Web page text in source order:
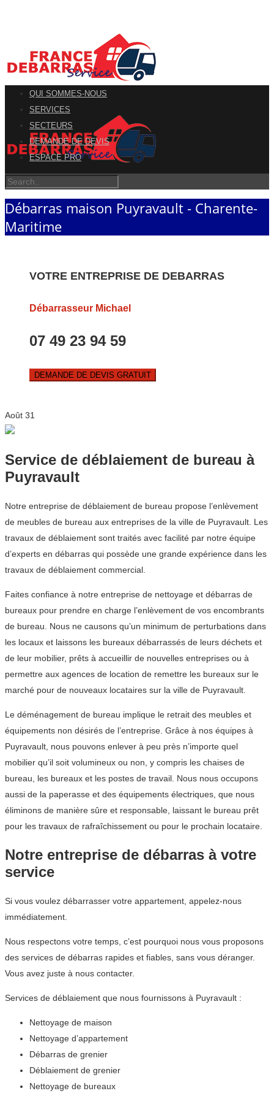
QUI SOMMES-NOUS
SERVICES
SECTEURS
DEMANDE DE DEVIS
ESPACE PRO
Débarras maison Puyravault - Charente-
Maritime
VOTRE ENTREPRISE DE DEBARRAS
Débarrasseur Michael
07 49 23 94 59
DEMANDE DE DEVIS GRATUIT
Août 31
Service de déblaiement de bureau à
Puyravault
Notre entreprise de déblaiement de bureau propose l’enlèvement
de meubles de bureau aux entreprises de la ville de Puyravault. Les
travaux de déblaiement sont traités avec facilité par notre équipe
d’experts en débarras qui possède une grande expérience dans les
travaux de déblaiement commercial.
Faites confiance à notre entreprise de nettoyage et débarras de
bureaux pour prendre en charge l’enlèvement de vos encombrants
de bureau. Nous ne causons qu’un minimum de perturbations dans
les locaux et laissons les bureaux débarrassés de leurs déchets et
de leur mobilier, prêts à accueillir de nouvelles entreprises ou à
permettre aux agences de location de remettre les bureaux sur le
marché pour de nouveaux locataires sur la ville de Puyravault.
Le déménagement de bureau implique le retrait des meubles et
équipements non désirés de l’entreprise. Grâce à nos équipes à
Puyravault, nous pouvons enlever à peu près n’importe quel
mobilier qu’il soit volumineux ou non, y compris les chaises de
bureau, les bureaux et les postes de travail. Nous nous occupons
aussi de la paperasse et des équipements électriques, que nous
éliminons de manière sûre et responsable, laissant le bureau prêt
pour les travaux de rafraîchissement ou pour le prochain locataire.
Notre entreprise de débarras à votre
service
Si vous voulez débarrasser votre appartement, appelez-nous
immédiatement.
Nous respectons votre temps, c’est pourquoi nous vous proposons
des services de débarras rapides et fiables, sans vous déranger.
Vous avez juste à nous contacter.
Services de déblaiement que nous fournissons à Puyravault :
Nettoyage de maison
Nettoyage d’appartement
Débarras de grenier
Déblaiement de grenier
Nettoyage de bureaux